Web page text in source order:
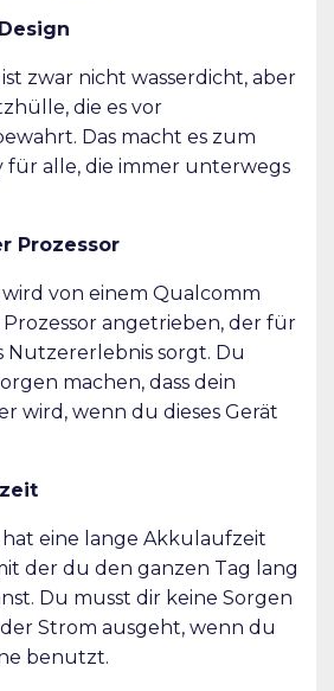
zwar nicht wasserdicht, aber
die es vor
Das macht es zum
für alle, die immer unterwegs
Prozessor
wird von einem Qualcomm
angetrieben, der für
Nutzererlebnis sorgt. Du
machen, dass dein
wird, wenn du dieses Gerät
hat eine lange Akkulaufzeit
der du den ganzen Tag lang
Du musst dir keine Sorgen
Strom ausgeht, wenn du
benutzt.